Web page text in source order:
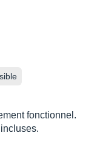
fonctionnel.